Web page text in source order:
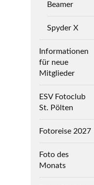
Beamer
Spyder X
Informationen
für neue
Mitglieder
ESV Fotoclub
St. Pölten
Fotoreise 2027
Foto des
Monats